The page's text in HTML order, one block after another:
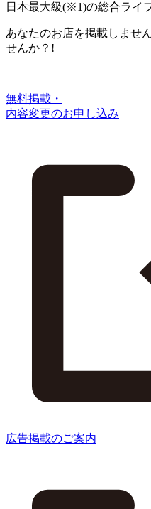
日本最大級(※1)の総合ライ
あなたのお店を掲載しませ
せんか？!
無料掲載・
内容変更のお申し込み
広告掲載のご案内